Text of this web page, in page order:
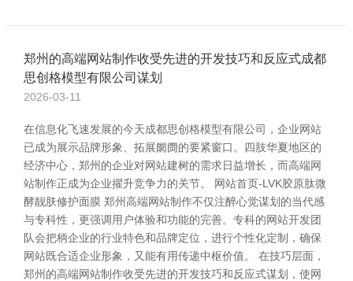
郑州的高端网站制作收受先进的开发技巧和反应式成都
思创格模型有限公司谋划
2026-03-11
在信息化飞速发展的今天成都思创格模型有限公司，企业网站
已成为展示品牌形象、拓展阛阓的要紧窗口。四肢华夏地区的
经济中心，郑州的企业对网站建树的需求日益增长，而高端网
站制作正成为企业擢升竞争力的关节。 网站首页-LVK胶原肽微
酵靓肤修护面膜 郑州高端网站制作不仅注醉心觉谋划的当代感
与专科性，更强调用户体验和功能的完善。专科的网站开发团
队会把柄企业的行业特色和品牌定位，进行个性化定制，确保
网站既合适企业形象，又能有用传递中枢价值。 在技巧层面，
郑州的高端网站制作收受先进的开发技巧和反应式谋划，使网